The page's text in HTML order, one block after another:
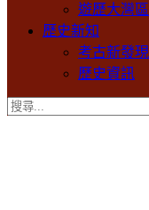
遊歷大灣區
歷史新知
考古新發現
歷史資訊